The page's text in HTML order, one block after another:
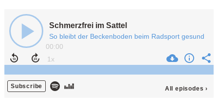
Schmerzfrei im Sattel
So bleibt der Beckenboden beim Radsport gesund
00:00
Subscribe All episodes ›